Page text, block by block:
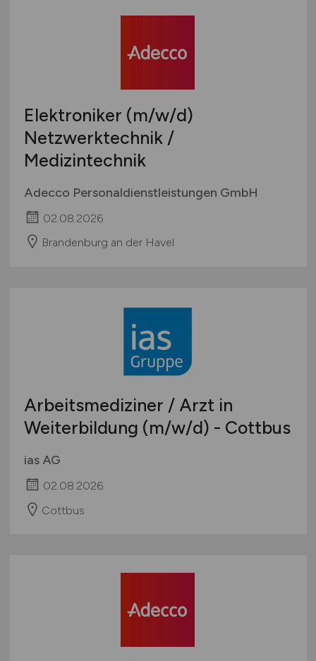
Elektroniker (m/w/d)
Netzwerktechnik /
Medizintechnik
Adecco Personaldienstleistungen GmbH
02.08.2026
Brandenburg an der Havel
Arbeitsmediziner / Arzt in
Weiterbildung (m/w/d) - Cottbus
ias AG
02.08.2026
Cottbus